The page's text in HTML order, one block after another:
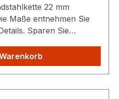
22 mm
Sie
Sie zahlen nur einmalig